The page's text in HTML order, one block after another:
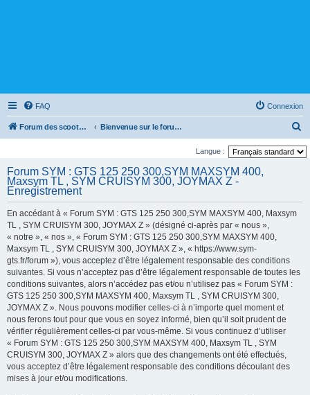
FAQ Connexion
Forum des scooters SYM - GTS -MAXSYM - CRUISYM - JOYMAX - Maxsym TL Bienvenue sur le forum des scooters de la gamme SYM
c
Langue :
Forum SYM : GTS 125 250 300,SYM MAXSYM 400,
Maxsym TL , SYM CRUISYM 300, JOYMAX Z -
Enregistrement
En accédant à « Forum SYM : GTS 125 250 300,SYM MAXSYM 400, Maxsym
TL , SYM CRUISYM 300, JOYMAX Z » (désigné ci-après par « nous »,
« notre », « nos », « Forum SYM : GTS 125 250 300,SYM MAXSYM 400,
Maxsym TL , SYM CRUISYM 300, JOYMAX Z », « https://www.sym-
gts.fr/forum »), vous acceptez d’être légalement responsable des conditions
suivantes. Si vous n’acceptez pas d’être légalement responsable de toutes les
conditions suivantes, alors n’accédez pas et/ou n’utilisez pas « Forum SYM :
GTS 125 250 300,SYM MAXSYM 400, Maxsym TL , SYM CRUISYM 300,
JOYMAX Z ». Nous pouvons modifier celles-ci à n’importe quel moment et
nous ferons tout pour que vous en soyez informé, bien qu’il soit prudent de
vérifier régulièrement celles-ci par vous-même. Si vous continuez d’utiliser
« Forum SYM : GTS 125 250 300,SYM MAXSYM 400, Maxsym TL , SYM
CRUISYM 300, JOYMAX Z » alors que des changements ont été effectués,
vous acceptez d’être légalement responsable des conditions découlant des
mises à jour et/ou modifications.